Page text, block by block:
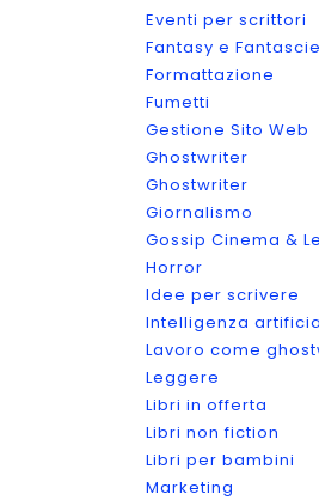
Eventi per scrittori
Fantasy e
Formattazione
Fumetti
Gestione Sito Web
Ghostwriter
Ghostwriter
Giornalismo
Gossip Cinema &
Horror
Idee per scrivere
Intelligenza
Lavoro come
Leggere
Libri in offerta
Libri non fiction
Libri per bambini
Marketing